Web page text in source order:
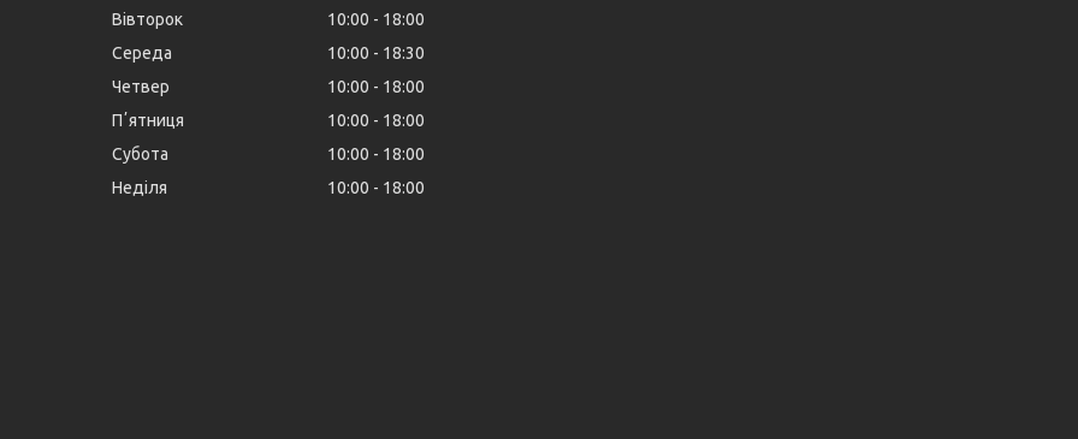
Вівторок
10:00
18:00
Середа
10:00
18:30
Четвер
10:00
18:00
Пʼятниця
10:00
18:00
Субота
10:00
18:00
Неділя
10:00 18:00